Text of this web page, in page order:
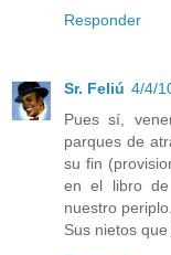
Responder
Sr. Feliú 4/4/
Pues sí,
parques de
su fin
en el libro de
nuestro periplo.
Sus nietos